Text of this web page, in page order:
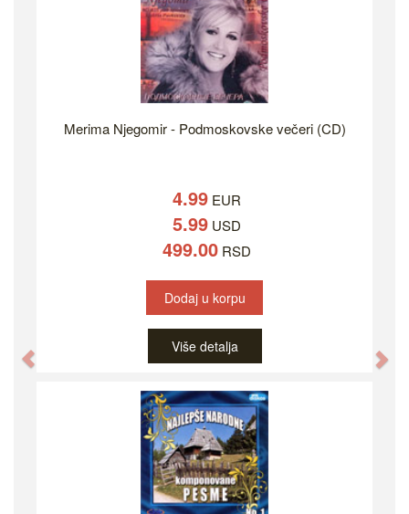
Merima Njegomir - Podmoskovske večeri (CD)
4.99 EUR
5.99 USD
499.00 RSD
Dodaj u korpu
Više detalja